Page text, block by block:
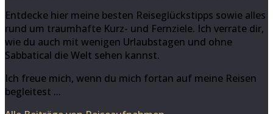
Entdecke hier meine besten Reiseglückstipps sowie alles
rund um traumhafte Kurz- und Fernziele. Ich verrate dir,
wie du auch mit wenigen Urlaubstagen und ohne
Sabbatical die Welt sehen kannst.
Ich freue mich, wenn du mich fortan auf meine Reisen
begleitest ...